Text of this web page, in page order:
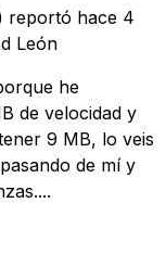
reportó hace 4
León
he
de velocidad y
9 MB, lo veis
de mí y